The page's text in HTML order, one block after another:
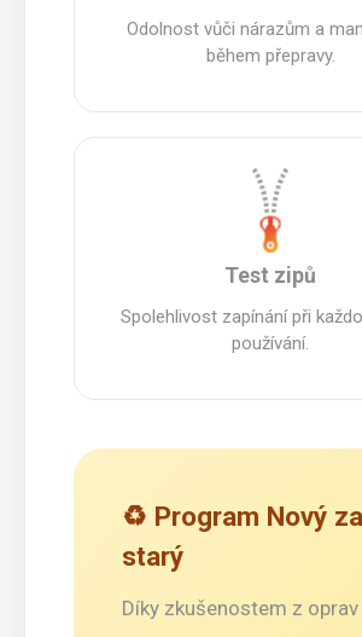
Odolnost vůči nárazům a
během přepravy.
Test zipů
Spolehlivost zapínání při
používání.
♻️ Program Nový za
starý
Díky zkušenostem z oprav